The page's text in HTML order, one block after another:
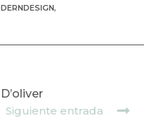
,
Siguiente entrada